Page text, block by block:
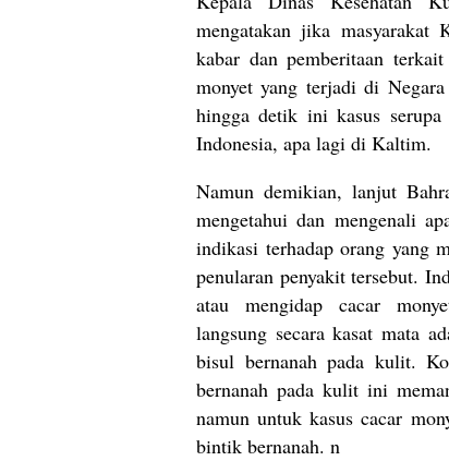
mengatakan jika masyarakat
kabar dan pemberitaan
monyet yang terjadi di
hingga detik ini kasus
Indonesia, apa lagi di Kaltim.
Namun demikian, lanjut
mengetahui dan mengenali
indikasi terhadap orang yang
penularan penyakit tersebut.
atau mengidap cacar
langsung secara kasat mata
bisul bernanah pada kulit.
bernanah pada kulit ini
namun untuk kasus cacar
bintik bernanah. n